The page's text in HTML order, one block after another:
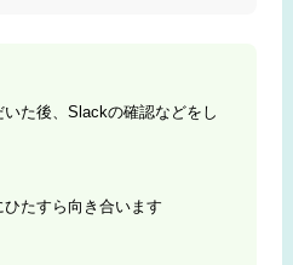
いた後、Slackの確認などをし
たすら向き合います